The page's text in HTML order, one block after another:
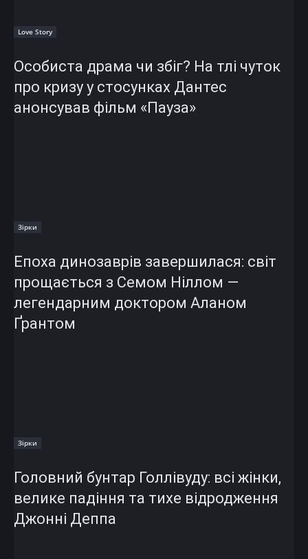
Love Story
Особиста драма чи збіг? На тлі чуток
про кризу у стосунках Дантес
анонсував фільм «Пауза»
Зірки
Епоха динозаврів завершилася: світ
прощається з Семом Ніллом —
легендарним доктором Аланом
Ґрантом
Зірки
Головний бунтар Голлівуду: всі жінки,
велике падіння та тихе відродження
Джонні Деппа